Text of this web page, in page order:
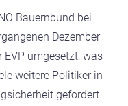
Bauernbund bei
Dezember
umgesetzt, was
weitere Politiker in
gefordert